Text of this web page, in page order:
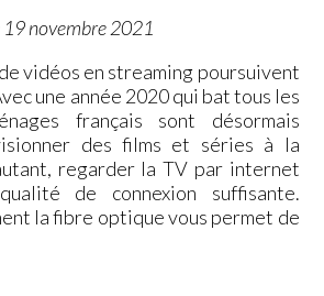
19 novembre 2021
vidéos en streaming poursuivent
une année 2020 qui bat tous les
français sont désormais
des films et séries à la
regarder la TV par internet
de connexion suffisante.
la fibre optique vous permet de